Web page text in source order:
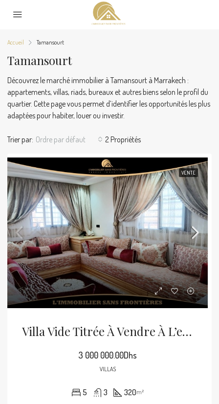
Accueil Tamansourt
Tamansourt
Découvrez le marché immobilier à Tamansourt à Marrakech :
appartements, villas, riads, bureaux et autres biens selon le profil du
quartier. Cette page vous permet d’identifier les opportunités les plus
adaptées pour habiter, louer ou investir.
2 Propriétés
Trier par: Ordre par défaut
VENTE
Villa Vide Titrée À Vendre À L’entrée De Tamansourt – 320 M² De Terrain – 4 Façades
3 000 000.00Dhs
VILLAS
5 3 320m²